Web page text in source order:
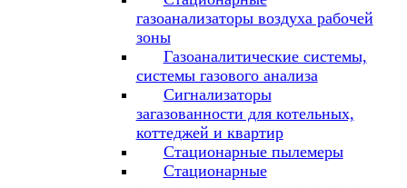
газоанализаторы воздуха рабочей
зоны
Газоаналитические системы,
системы газового анализа
Сигнализаторы
загазованности для котельных,
коттеджей и квартир
Стационарные пылемеры
Стационарные